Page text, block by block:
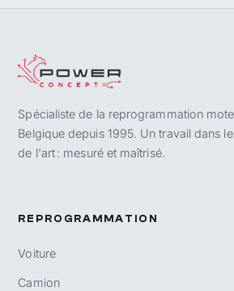
Spécialiste de la reprogrammation
Belgique depuis 1995. Un travail dans
de l'art : mesuré et maîtrisé.
REPROGRAMMATION
Voiture
Camion